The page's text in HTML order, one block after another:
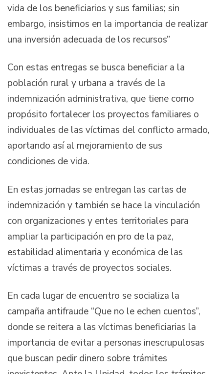
vida de los beneficiarios y sus familias; sin
embargo, insistimos en la importancia de realizar
una inversión adecuada de los recursos”
Con estas entregas se busca beneficiar a la
población rural y urbana a través de la
indemnización administrativa, que tiene como
propósito fortalecer los proyectos familiares o
individuales de las víctimas del conflicto armado,
aportando así al mejoramiento de sus
condiciones de vida.
En estas jornadas se entregan las cartas de
indemnización y también se hace la vinculación
con organizaciones y entes territoriales para
ampliar la participación en pro de la paz,
estabilidad alimentaria y económica de las
víctimas a través de proyectos sociales.
En cada lugar de encuentro se socializa la
campaña antifraude “Que no le echen cuentos”,
donde se reitera a las víctimas beneficiarias la
importancia de evitar a personas inescrupulosas
que buscan pedir dinero sobre trámites